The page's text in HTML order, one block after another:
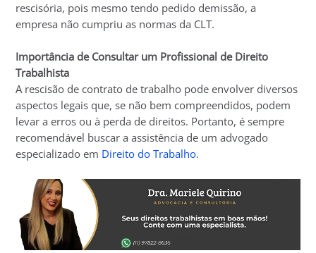
rescisória, pois mesmo tendo pedido demissão, a
empresa não cumpriu as normas da CLT.
Importância de Consultar um Profissional de Direito
Trabalhista
A rescisão de contrato de trabalho pode envolver diversos
aspectos legais que, se não bem compreendidos, podem
levar a erros ou à perda de direitos. Portanto, é sempre
recomendável buscar a assistência de um advogado
especializado em Direito do Trabalho.